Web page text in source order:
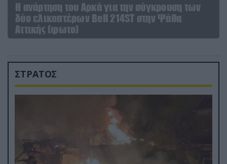
Η ανάρτηση του Αρκά για την σύγκρουση των
δύο ελικοπτέρων Bell 214ST στην Ψάθα
Αττικής (φωτο)
ΣΤΡΑΤΟΣ